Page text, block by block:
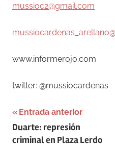
mussioc2@gmail.com
www.informerojo.com
twitter: @mussiocardenas
Navegación
de
Entrada anterior
Duarte: represión
criminal en Plaza Lerdo